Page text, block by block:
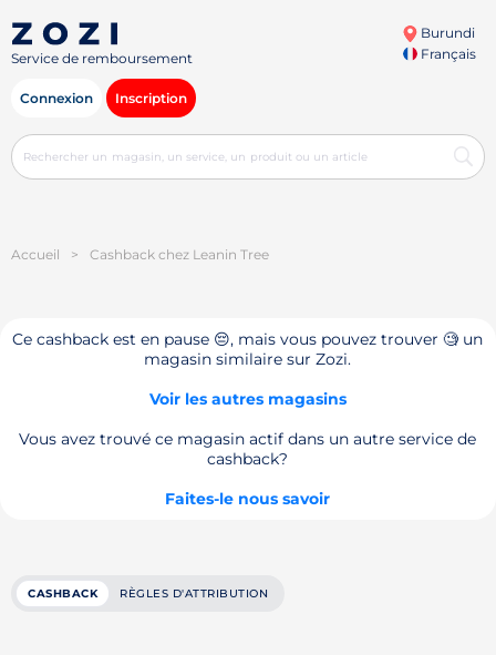
Service de remboursement
Burundi
Français
Connexion Inscription
Accueil > Cashback chez Leanin Tree
Ce cashback est en pause 😔, mais vous pouvez trouver 🧐 un
magasin similaire sur Zozi.
Voir les autres magasins
Vous avez trouvé ce magasin actif dans un autre service de
cashback?
Faites-le nous savoir
CASHBACK RÈGLES D'ATTRIBUTION